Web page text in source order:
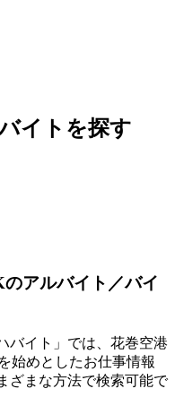
イトを探す
アルバイト／バイ
バイト」では、花巻空港
始めとしたお仕事情報
ざまな方法で検索可能で